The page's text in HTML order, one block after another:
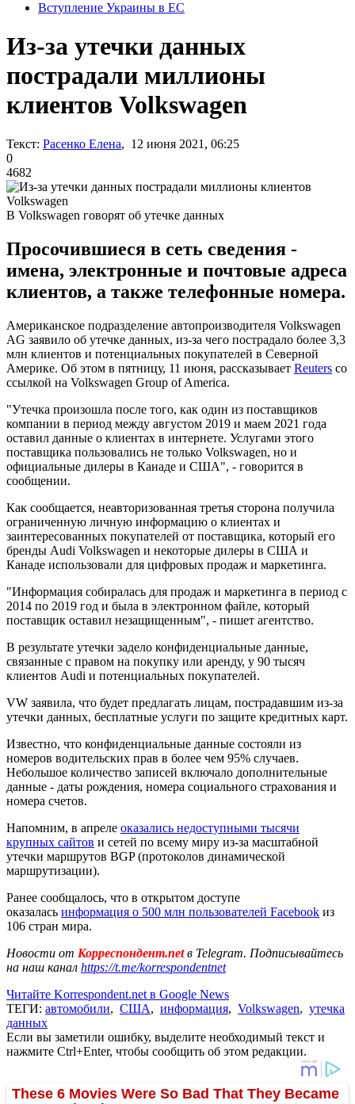
Вступление Украины в ЕС
Из-за утечки данных
пострадали миллионы
клиентов Volkswagen
Текст: Расенко Елена, 12 июня 2021, 06:25
0
4682
В Volkswagen говорят об утечке данных
Просочившиеся в сеть сведения -
имена, электронные и почтовые адреса
клиентов, а также телефонные номера.
Американское подразделение автопроизводителя Volkswagen
AG заявило об утечке данных, из-за чего пострадало более 3,3
млн клиентов и потенциальных покупателей в Северной
Америке. Об этом в пятницу, 11 июня, рассказывает Reuters со
ссылкой на Volkswagen Group of America.
"Утечка произошла после того, как один из поставщиков
компании в период между августом 2019 и маем 2021 года
оставил данные о клиентах в интернете. Услугами этого
поставщика пользовались не только Volkswagen, но и
официальные дилеры в Канаде и США", - говорится в
сообщении.
Как сообщается, неавторизованная третья сторона получила
ограниченную личную информацию о клиентах и ​​
заинтересованных покупателей от поставщика, который его
бренды Audi Volkswagen и некоторые дилеры в США и
Канаде использовали для цифровых продаж и маркетинга.
"Информация собиралась для продаж и маркетинга в период с
2014 по 2019 год и была в электронном файле, который
поставщик оставил незащищенным", - пишет агентство.
В результате утечки задело конфиденциальные данные,
связанные с правом на покупку или аренду, у 90 тысяч
клиентов Audi и потенциальных покупателей.
VW заявила, что будет предлагать лицам, пострадавшим из-за
утечки данных, бесплатные услуги по защите кредитных карт.
Известно, что конфиденциальные данные состояли из
номеров водительских прав в более чем 95% случаев.
Небольшое количество записей включало дополнительные
данные - даты рождения, номера социального страхования и
номера счетов.
Напомним, в апреле оказались недоступными тысячи
крупных сайтов и сетей по всему миру из-за масштабной
утечки маршрутов BGP (протоколов динамической
маршрутизации).
Ранее сообщалось, что в открытом доступе
оказалась информация о 500 млн пользователей Facebook из
106 стран мира.
Новости от Корреспондент.netв Telegram. Подписывайтесь
на наш канал https://t.me/korrespondentnet
Читайте Korrespondent.net в Google News
ТЕГИ: автомобили, США, информация, Volkswagen, утечка
данных
Если вы заметили ошибку, выделите необходимый текст и
нажмите Ctrl+Enter, чтобы сообщить об этом редакции.